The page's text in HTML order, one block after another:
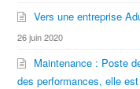
Vers une entreprise
26 juin 2020
Maintenance : Poste
des performances, elle